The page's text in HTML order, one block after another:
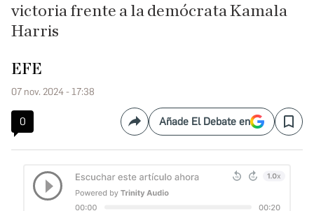
victoria frente a la demócrata Kamala
Harris
EFE
07 nov. 2024 - 17:38
0 CompartirAñade El Debate en Save